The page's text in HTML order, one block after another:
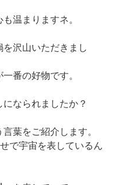
温まりますネ。
沢山いただきまし
番の好物です。
なられましたか？
言葉をご紹介します。
で宇宙を表しているん